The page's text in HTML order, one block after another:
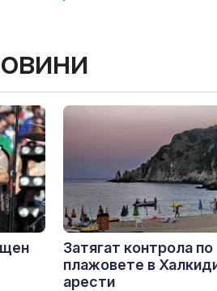
Затягат контрола по
плажовете в
арести